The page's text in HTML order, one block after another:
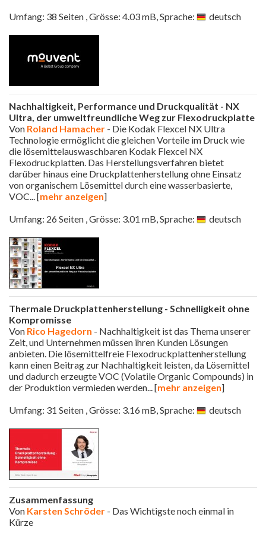
Umfang: 38 Seiten , Grösse: 4.03 mB, Sprache:
deutsch
Nachhaltigkeit, Performance und Druckqualität - NX
Ultra, der umweltfreundliche Weg zur Flexodruckplatte
Von Roland Hamacher - Die Kodak Flexcel NX Ultra
Technologie ermöglicht die gleichen Vorteile im Druck wie
die lösemittelauswaschbaren Kodak Flexcel NX
Flexodruckplatten. Das Herstellungsverfahren bietet
darüber hinaus eine Druckplattenherstellung ohne Einsatz
von organischem Lösemittel durch eine wasserbasierte,
VOC... [mehr anzeigen]
Umfang: 26 Seiten , Grösse: 3.01 mB, Sprache:
deutsch
Thermale Druckplattenherstellung - Schnelligkeit ohne
Kompromisse
Von Rico Hagedorn - Nachhaltigkeit ist das Thema unserer
Zeit, und Unternehmen müssen ihren Kunden Lösungen
anbieten. Die lösemittelfreie Flexodruckplattenherstellung
kann einen Beitrag zur Nachhaltigkeit leisten, da Lösemittel
und dadurch erzeugte VOC (Volatile Organic Compounds) in
der Produktion vermieden werden... [mehr anzeigen]
Umfang: 31 Seiten , Grösse: 3.16 mB, Sprache:
deutsch
Zusammenfassung
Von Karsten Schröder - Das Wichtigste noch einmal in
Kürze